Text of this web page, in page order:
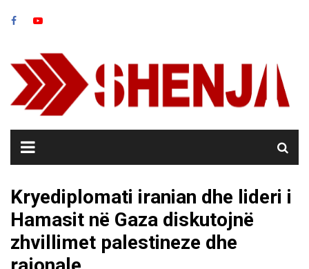
Kryediplomati iranian dhe lideri i
Hamasit në Gaza diskutojnë
zhvillimet palestineze dhe